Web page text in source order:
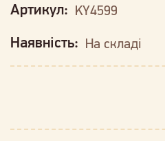
Артикул: KY4599
Наявність: На складі